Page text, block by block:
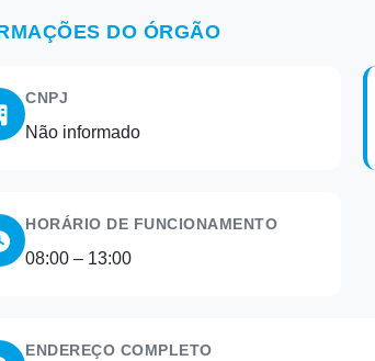
DO ÓRGÃO
CNPJ
Não informado
HORÁRIO DE FUNCIONAMENTO
08:00 – 13:00
ENDEREÇO COMPLETO